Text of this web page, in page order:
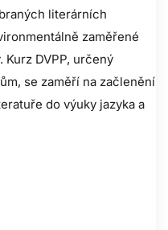
literárních
zaměřené
DVPP, určený
se zaměří na začlenění
do výuky jazyka a